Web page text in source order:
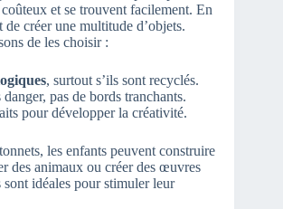
et se trouvent facilement. En
de créer une multitude d’objets.
de les choisir :
, surtout s’ils sont recyclés.
danger, pas de bords tranchants.
pour développer la créativité.
les enfants peuvent construire
des animaux ou créer des œuvres
sont idéales pour stimuler leur